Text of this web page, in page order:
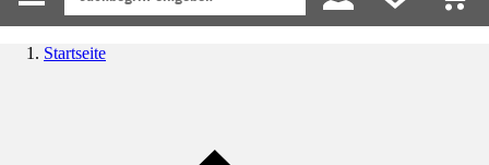
Startseite